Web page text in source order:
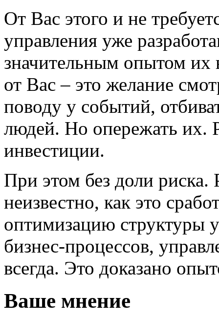
От Вас этого и не
управления уже
значительным опытом их
от Вас – это желание
поводу у событий,
людей. Но опережать их.
инвестиции.
При этом без доли риска.
неизвестно, как это
оптимизацию структуры
бизнес-процессов,
всегда. Это доказано
Ваше мнение